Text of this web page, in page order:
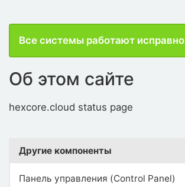
Все системы работают исправно
Об этом сайте
hexcore.cloud status page
Другие компоненты
Панель управления (Control Panel)